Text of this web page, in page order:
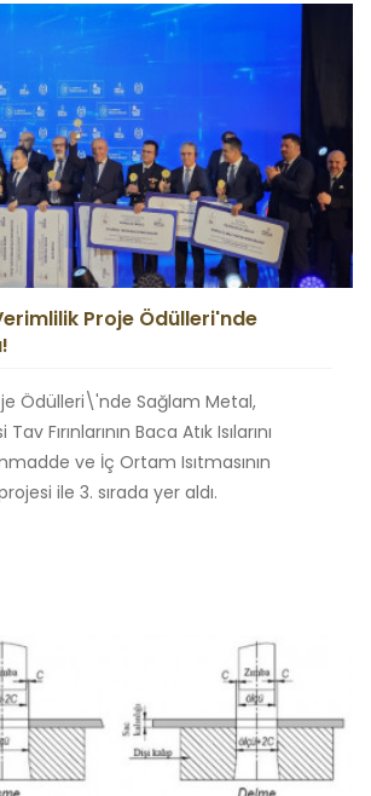
Proje Ödülleri'nde
Ödülleri\'nde Sağlam Metal,
Fırınlarının Baca Atık Isılarını
ve İç Ortam Isıtmasının
ile 3. sırada yer aldı.